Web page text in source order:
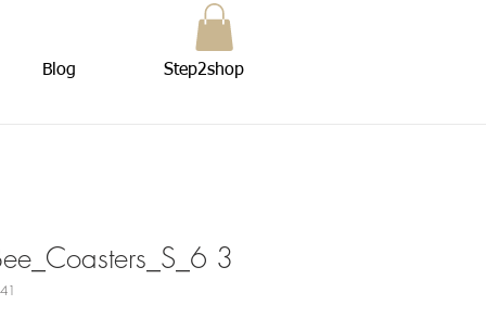
Blog Step2shop
3